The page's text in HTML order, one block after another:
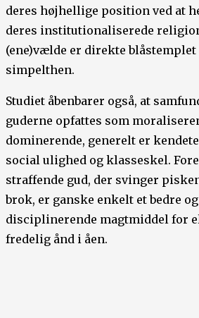
deres højhellige position ved at
deres institutionaliserede
(ene)vælde er direkte blåstemplet
simpelthen.
Studiet åbenbarer også, at
guderne opfattes som
dominerende, generelt er
social ulighed og klasseskel.
straffende gud, der svinger
brok, er ganske enkelt et bedre
disciplinerende magtmiddel for
fredelig ånd i åen.